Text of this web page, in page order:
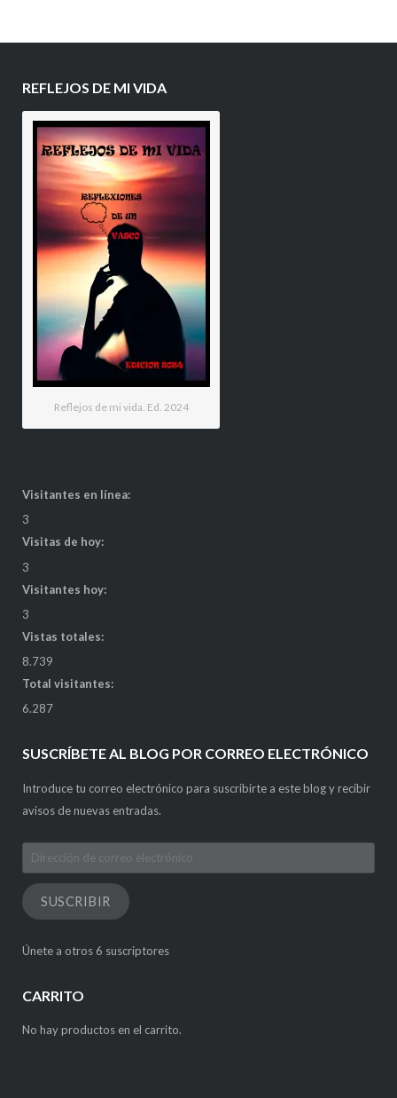
REFLEJOS DE MI VIDA
Reflejos de mi vida. Ed. 2024
Visitantes en línea:
3
Visitas de hoy:
3
Visitantes hoy:
3
Vistas totales:
8.739
Total visitantes:
6.287
SUSCRÍBETE AL BLOG POR CORREO ELECTRÓNICO
Introduce tu correo electrónico para suscribirte a este blog y recibir
avisos de nuevas entradas.
Dirección
de
correo
electrónico
SUSCRIBIR
Únete a otros 6 suscriptores
CARRITO
No hay productos en el carrito.